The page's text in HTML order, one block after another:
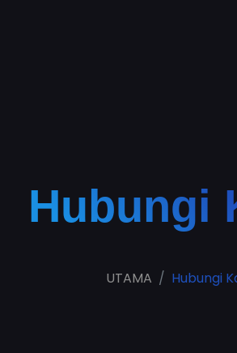
Hubungi
UTAMA Hubungi